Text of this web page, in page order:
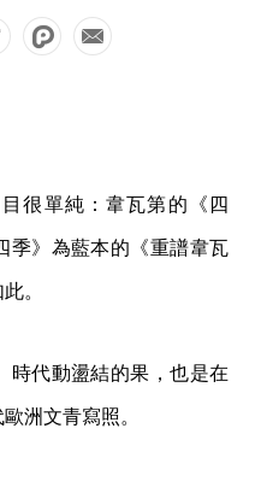
很單純：韋瓦第的《四
季》為藍本的《重譜韋瓦
。
時代動盪結的果，也是在
洲文青寫照。